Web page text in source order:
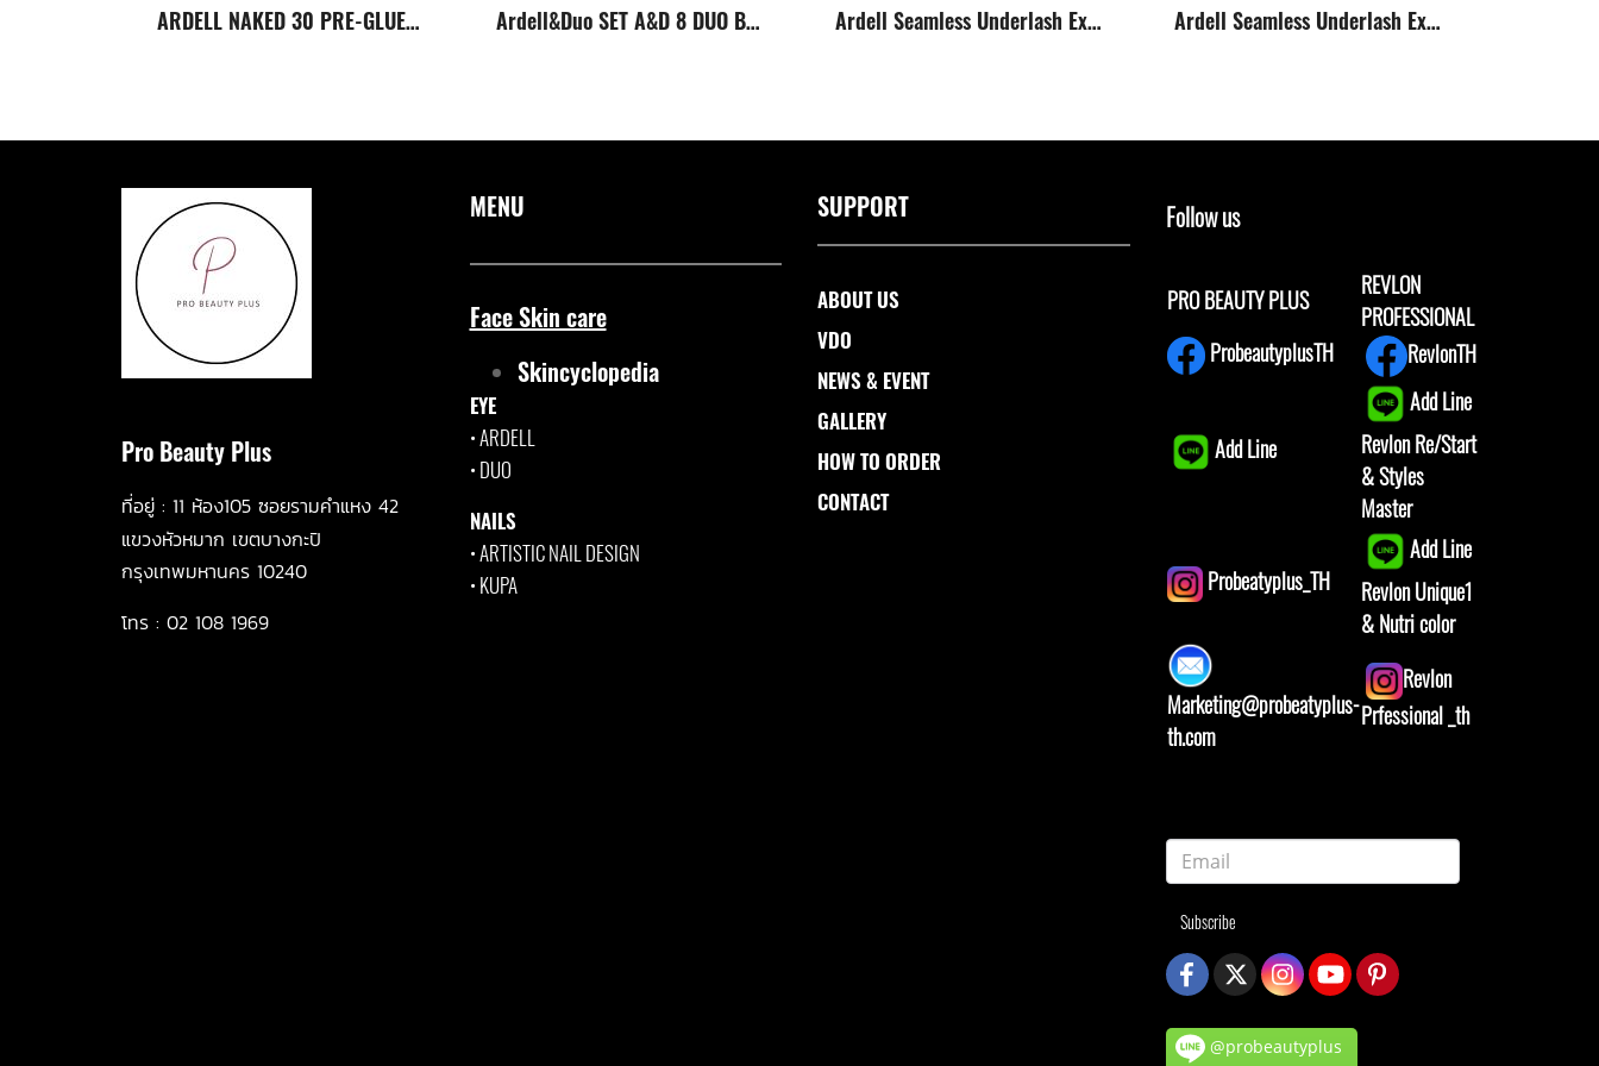
ARDELL NAKED 30 PRE-GLUED PRESS ON UNDERLASH EXTENSIONS - NATURAL Ardell&Duo SET A&D 8 DUO BRUSH ON STRIPLASH ADHESIVE DARK TONE + Ardell LASH TRIOS Ardell Seamless Underlash Extensions Faux Mink Kit Ardell Seamless Underlash Extensions Naked kit
Pro Beauty Plus
ที่อยู่ : 11 ห้อง105 ซอยรามคำแหง 42
แขวงหัวหมาก เขตบางกะปิ
กรุงเทพมหานคร 10240
โทร : 02 108 1969
MENU
Face Skin care
Skincyclopedia
EYE
•ARDELL
• DUO
NAILS
•ARTISTIC NAIL DESIGN
• KUPA
SUPPORT
ABOUT US
VDO
NEWS & EVENT
GALLERY
HOW TO ORDER
CONTACT
Follow us
PRO BEAUTY PLUS
REVLON
PROFESSIONAL
ProbeautyplusTH
RevlonTH
Add Line
Add Line
Revlon Re/Start
& Styles
Master
Probeatyplus_TH
Add Line
Revlon Unique1
& Nutri color
Marketing@probeatyplus-
th.com
Revlon
Prfessional _th
Subscribe
@probeautyplus